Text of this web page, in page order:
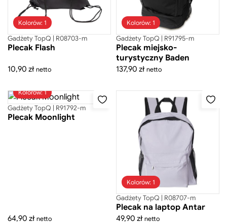
Kolorów: 1
Gadżety TopQ | R08703-m
Plecak Flash
10,90 złnetto
Kolorów: 1
Gadżety TopQ | R91795-m
Plecak miejsko-
turystyczny Baden
137,90 złnetto
Kolorów: 1
Gadżety TopQ | R91792-m
Plecak Moonlight
64,90 złnetto
Kolorów: 1
Gadżety TopQ | R08707-m
Plecak na laptop Antar
49,90 złnetto